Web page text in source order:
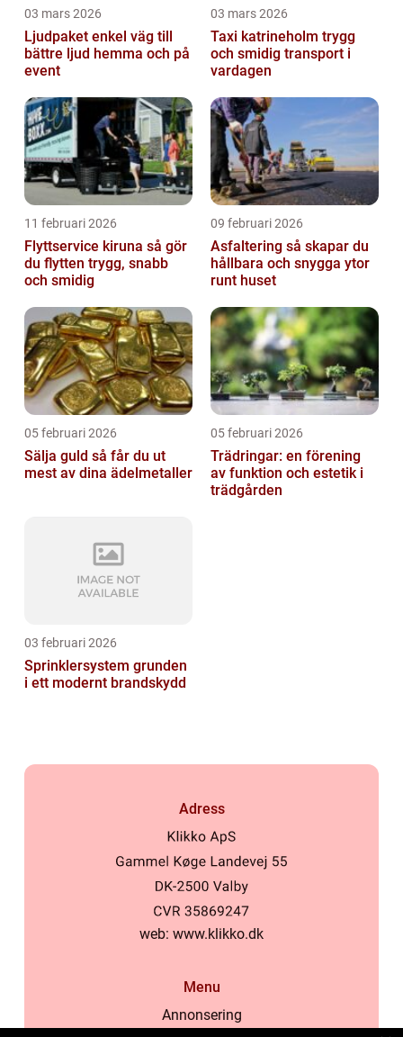
03 mars 2026
Ljudpaket enkel väg till
bättre ljud hemma och på
event
03 mars 2026
Taxi katrineholm trygg
och smidig transport i
vardagen
11 februari 2026
Flyttservice kiruna så gör
du flytten trygg, snabb
och smidig
09 februari 2026
Asfaltering så skapar du
hållbara och snygga ytor
runt huset
05 februari 2026
Sälja guld så får du ut
mest av dina ädelmetaller
05 februari 2026
Trädringar: en förening
av funktion och estetik i
trädgården
03 februari 2026
Sprinklersystem grunden
i ett modernt brandskydd
Adress
web: www.klikko.dk
Menu
Annonsering